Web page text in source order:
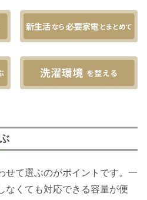
せて選ぶのがポイントです。一
なくても対応できる容量が便